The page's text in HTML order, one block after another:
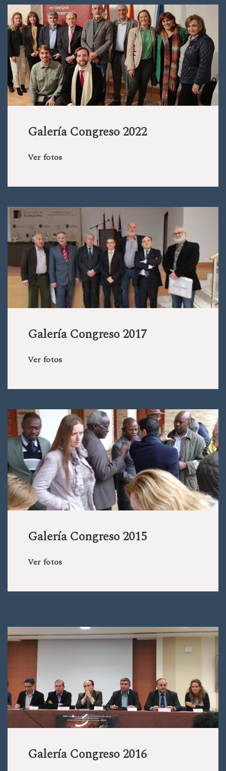
Galería Congreso 2022
Ver fotos
Galería Congreso 2017
Ver fotos
Galería Congreso 2015
Ver fotos
Galería Congreso 2016